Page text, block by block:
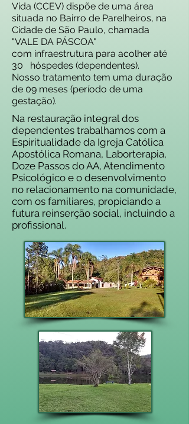
Vida (CCEV) dispõe de uma área
situada no Bairro de Parelheiros, na
Cidade de São Paulo, chamada
"VALE DA PÁSCOA"
com infraestrutura para acolher até
30 hóspedes (dependentes).
Nosso tratamento tem uma duração
de 09 meses (período de uma
gestação).
Na restauração integral dos
dependentes trabalhamos com a
Espiritualidade da Igreja Católica
Apostólica Romana, Laborterapia,
Doze Passos do AA, Atendimento
Psicológico e o desenvolvimento
no relacionamento na comunidade,
com os familiares, propiciando a
futura reinserção social, incluindo a
profissional.